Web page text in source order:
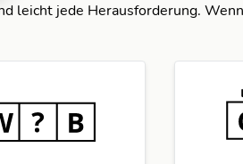
leicht jede Herausforderung.